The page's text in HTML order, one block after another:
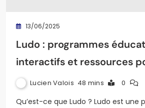
13/06/2025
Ludo : programmes
interactifs et ressources
Lucien Valois 48 mins 0
Qu’est-ce que Ludo ? Ludo est une